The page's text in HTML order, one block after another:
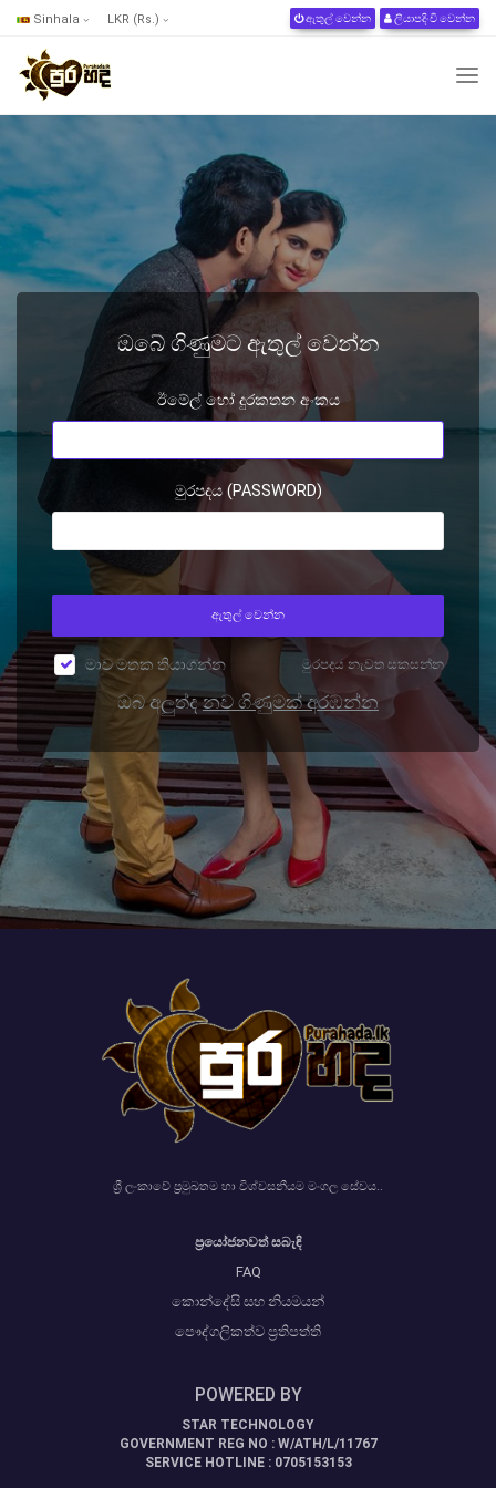
Sinhala LKR (Rs.) ඇතුල් වෙන්න ලියාපදිංචි වෙන්න
ඔබේ ගිණුමට ඇතුල් වෙන්න
ඊමේල් හෝ දුරකතන අංකය
මුරපදය (PASSWORD)
ඇතුල් වෙන්න
මාව මතක තියාගන්න මුරපදය නැවත සකසන්න
ඔබ අලුත්ද නව ගිණුමක් අරඹන්න
ශ්‍රී ලංකාවේ ප්‍රමුඛතම හා විශ්වසනීයම මංගල සේවය..
ප්‍රයෝජනවත් සබැඳි
FAQ
කොන්දේසි සහ නියමයන්
පෞද්ගලිකත්ව ප්‍රතිපත්ති
POWERED BY
STAR TECHNOLOGY
GOVERNMENT REG NO : W/ATH/L/11767
SERVICE HOTLINE : 0705153153